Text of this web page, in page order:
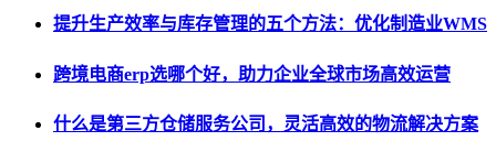
提升生产效率与库存管理的五个方法：优化制造业WMS
跨境电商erp选哪个好，助力企业全球市场高效运营
什么是第三方仓储服务公司，灵活高效的物流解决方案